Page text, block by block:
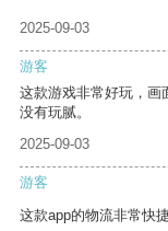
2025-09-03
游客
这款游戏非常好玩，画
没有玩腻。
2025-09-03
游客
这款app的物流非常快